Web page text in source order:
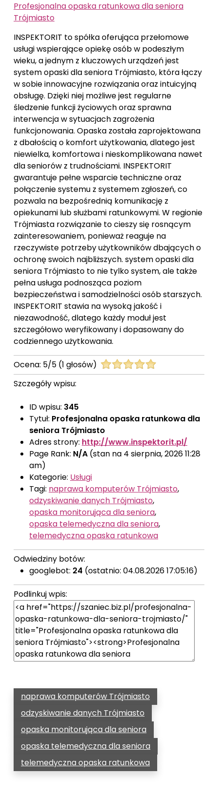
Profesjonalna opaska ratunkowa dla seniora
Trójmiasto
INSPEKTORIT to spółka oferująca przełomowe
usługi wspierające opiekę osób w podeszłym
wieku, a jednym z kluczowych urządzeń jest
system opaski dla seniora Trójmiasto, która łączy
w sobie innowacyjne rozwiązania oraz intuicyjną
obsługę. Dzięki niej możliwe jest regularne
śledzenie funkcji życiowych oraz sprawna
interwencja w sytuacjach zagrożenia
funkcjonowania. Opaska została zaprojektowana
z dbałością o komfort użytkowania, dlatego jest
niewielka, komfortowa i nieskomplikowana nawet
dla seniorów z trudnościami. INSPEKTORIT
gwarantuje pełne wsparcie techniczne oraz
połączenie systemu z systemem zgłoszeń, co
pozwala na bezpośrednią komunikację z
opiekunami lub służbami ratunkowymi. W regionie
Trójmiasta rozwiązanie to cieszy się rosnącym
zainteresowaniem, ponieważ reaguje na
rzeczywiste potrzeby użytkowników dbających o
ochronę swoich najbliższych. system opaski dla
seniora Trójmiasto to nie tylko system, ale także
pełna usługa podnosząca poziom
bezpieczeństwa i samodzielności osób starszych.
INSPEKTORIT stawia na wysoką jakość i
niezawodność, dlatego każdy moduł jest
szczegółowo weryfikowany i dopasowany do
codziennego użytkowania.
Ocena: 5/5 (1 głosów)
Szczegóły wpisu:
ID wpisu: 345
Tytuł: Profesjonalna opaska ratunkowa dla
seniora Trójmiasto
Adres strony: http://www.inspektorit.pl/
Page Rank: N/A (stan na 4 sierpnia, 2026 11:28
am)
Kategorie: Usługi
Tagi: naprawa komputerów Trójmiasto,
odzyskiwanie danych Trójmiasto,
opaska monitorująca dla seniora,
opaska telemedyczna dla seniora,
telemedyczna opaska ratunkowa
Odwiedziny botów:
googlebot: 24 (ostatnio: 04.08.2026 17:05:16)
Podlinkuj wpis:
naprawa komputerów Trójmiasto
odzyskiwanie danych Trójmiasto
opaska monitorująca dla seniora
opaska telemedyczna dla seniora
telemedyczna opaska ratunkowa